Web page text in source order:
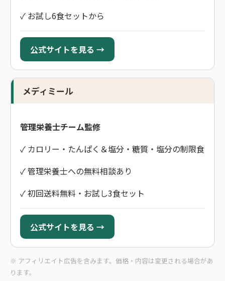
✓ お試し6食セットから
公式サイトを見る →
メディミール
管理栄養士チーム監修
✓ カロリー・たんぱく＆塩分・糖質・塩分の制限食
✓ 管理栄養士への無料相談あり
✓ 初回送料無料・お試し3食セット
公式サイトを見る →
※ アフィリエイト広告を含みます。価格・内容は変更される場合があ
ります。